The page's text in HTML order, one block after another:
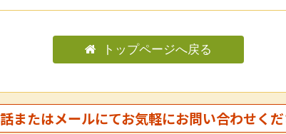
トップページへ戻る
またはメールにてお気軽にお問い合わせくだ